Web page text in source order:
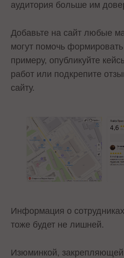
аудитория больше им
Добавьте на сайт любые
могут помочь
примеру, опубликуйте
работ или подкрепите
сайту.
Информация о
тоже будет не лишней.
Изюминкой,